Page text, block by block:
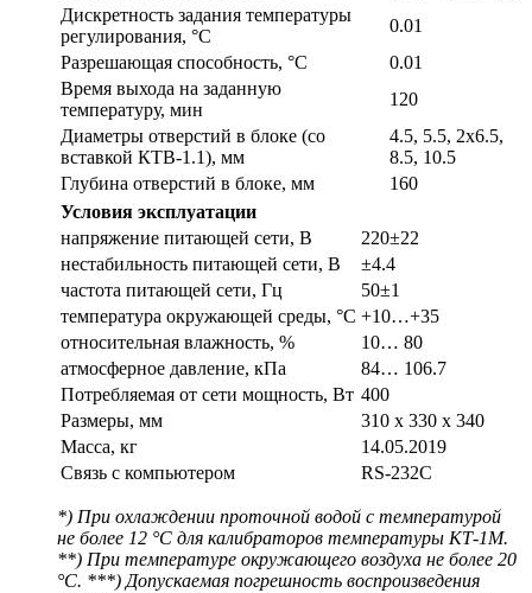
Дис­крет­ность задания температуры
регулирования, °С
0.01
Разрешающая способность, °С
0.01
Время выхода на заданную
температуру, мин
120
Диаметры отверстий в блоке (со
вставкой КТВ-1.1), мм
4.5, 5.5, 2х6.5,
8.5, 10.5
Глубина отверстий в блоке, мм
160
Условия эксплуатации
напряжение пи­тающей сети, В
220±22
нестабильность пи­тающей сети, В
±4.4
частота пи­тающей сети, Гц
50±1
температура ок­ружающей среды, °С +10…+35
относительная влажность, %
10… 80
атмосферное давление, кПа
84… 106.7
Потребляемая от сети мощность, Вт 400
Размеры, мм
310 x 330 x 340
Масса, кг
14.05.2019
Связь с компьютером
RS-232C
*) При охлаждении проточной водой с температурой
не более 12 °С для калибраторов температуры КТ-1М.
**) При температуре окружающего воздуха не более 20
°С. ***) Допускаемая погрешность воспроизведения